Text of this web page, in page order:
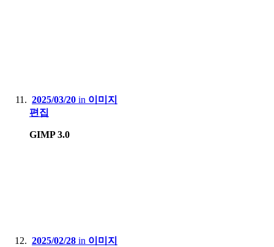
2025/03/20 in 이미지
편집
GIMP 3.0
2025/02/28 in 이미지